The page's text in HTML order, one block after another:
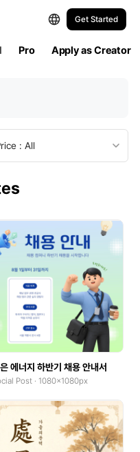
Get Started
Pro Apply as Creator
: All
에너지 하반기 채용 안내서
Post · 1080x1080px
Print